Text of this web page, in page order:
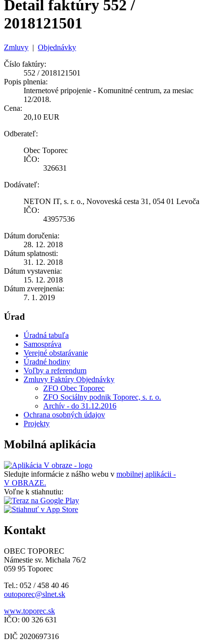
Detail faktúry 552 /
2018121501
Zmluvy | Objednávky
Číslo faktúry:
552 / 2018121501
Popis plnenia:
Internetové pripojenie - Komunitné centrum, za mesiac
12/2018.
Cena:
20,10 EUR
Odberateľ:
Obec Toporec
IČO:
326631
Dodávateľ:
NETON IT, s. r. o., Novoveská cesta 31, 054 01 Levoča
IČO:
43957536
Dátum doručenia:
28. 12. 2018
Dátum splatnosti:
31. 12. 2018
Dátum vystavenia:
15. 12. 2018
Dátum zverejnenia:
7. 1. 2019
Úrad
Úradná tabuľa
Samospráva
Verejné obstarávanie
Úradné hodiny
Voľby a referendum
Zmluvy Faktúry Objednávky
ZFO Obec Toporec
ZFO Sociálny podnik Toporec, s. r. o.
Archív - do 31.12.2016
Ochrana osobných údajov
Projekty
Mobilná aplikácia
Sledujte informácie z nášho webu v mobilnej aplikácii -
V OBRAZE.
Voľne k stiahnutiu:
Kontakt
OBEC TOPOREC
Námestie sv. Michala 76/2
059 95 Toporec
Tel.: 052 / 458 40 46
outoporec@slnet.sk
www.toporec.sk
IČO: 00 326 631
DIČ 2020697316